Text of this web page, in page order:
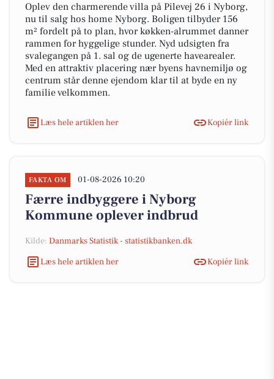
Oplev den charmerende villa på Pilevej 26 i Nyborg,
nu til salg hos home Nyborg. Boligen tilbyder 156
m² fordelt på to plan, hvor køkken-alrummet danner
rammen for hyggelige stunder. Nyd udsigten fra
svalegangen på 1. sal og de ugenerte havearealer.
Med en attraktiv placering nær byens havnemiljø og
centrum står denne ejendom klar til at byde en ny
familie velkommen.
Læs hele artiklen her Kopiér link
FAKTA OM 01-08-2026 10:20
Færre indbyggere i Nyborg
Kommune oplever indbrud
Kilde: Danmarks Statistik - statistikbanken.dk
Læs hele artiklen her
Kopiér link